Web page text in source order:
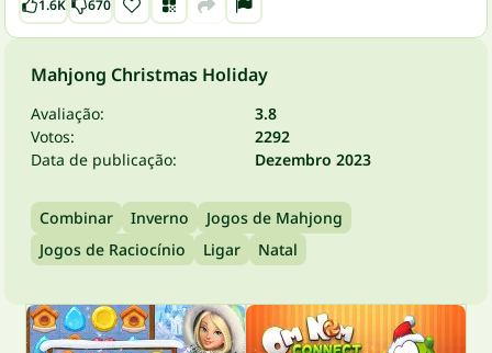
1.6K 670
Mahjong Christmas Holiday
Avaliação:
3.8
Votos:
2292
Data de publicação:
Dezembro 2023
Combinar Inverno
Jogos de Mahjong
Jogos de Raciocínio
Ligar Natal